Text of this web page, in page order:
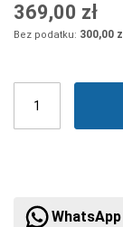
369,00 zł
300,00
WhatsApp